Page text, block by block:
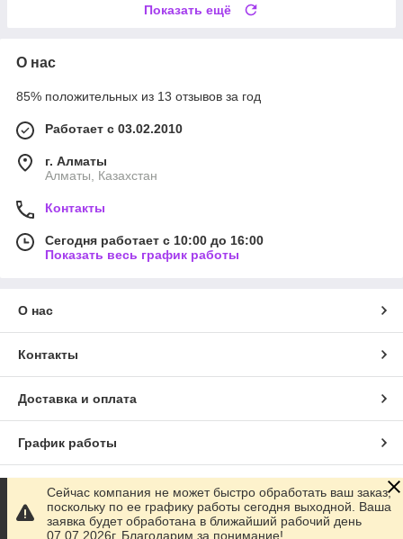
Показать ещё
О нас
85% положительных из 13 отзывов за год
Работает с 03.02.2010
г. Алматы
Алматы, Казахстан
Контакты
Сегодня работает с 10:00 до 16:00
Показать весь график работы
О нас
Контакты
Доставка и оплата
График работы
Полная версия сайта
Сайт создан на маркетплейсе Satu.kz
Сейчас компания не может быстро обработать ваш заказ,
поскольку по ее графику работы сегодня выходной. Ваша
заявка будет обработана в ближайший рабочий день
07.07.2026г. Благодарим за понимание!